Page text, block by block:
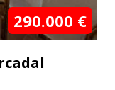
290.000 €